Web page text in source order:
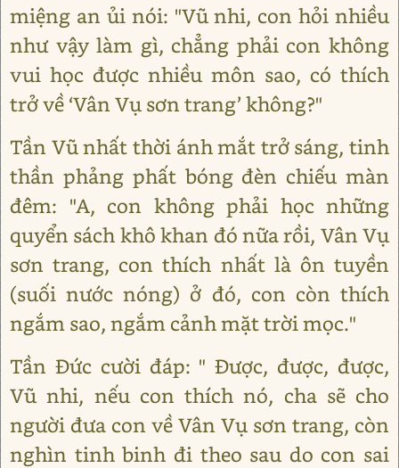
miệng an ủi nói: "Vũ nhi, con hỏi nhiều
như vậy làm gì, chẳng phải con không
vui học được nhiều môn sao, có thích
trở về ‘Vân Vụ sơn trang’ không?"
Tần Vũ nhất thời ánh mắt trở sáng, tinh
thần phảng phất bóng đèn chiếu màn
đêm: "A, con không phải học những
quyển sách khô khan đó nữa rồi, Vân Vụ
sơn trang, con thích nhất là ôn tuyền
(suối nước nóng) ở đó, con còn thích
ngắm sao, ngắm cảnh mặt trời mọc."
Tần Đức cười đáp: " Được, được, được,
Vũ nhi, nếu con thích nó, cha sẽ cho
người đưa con về Vân Vụ sơn trang, còn
nghìn tinh binh đi theo sau do con sai